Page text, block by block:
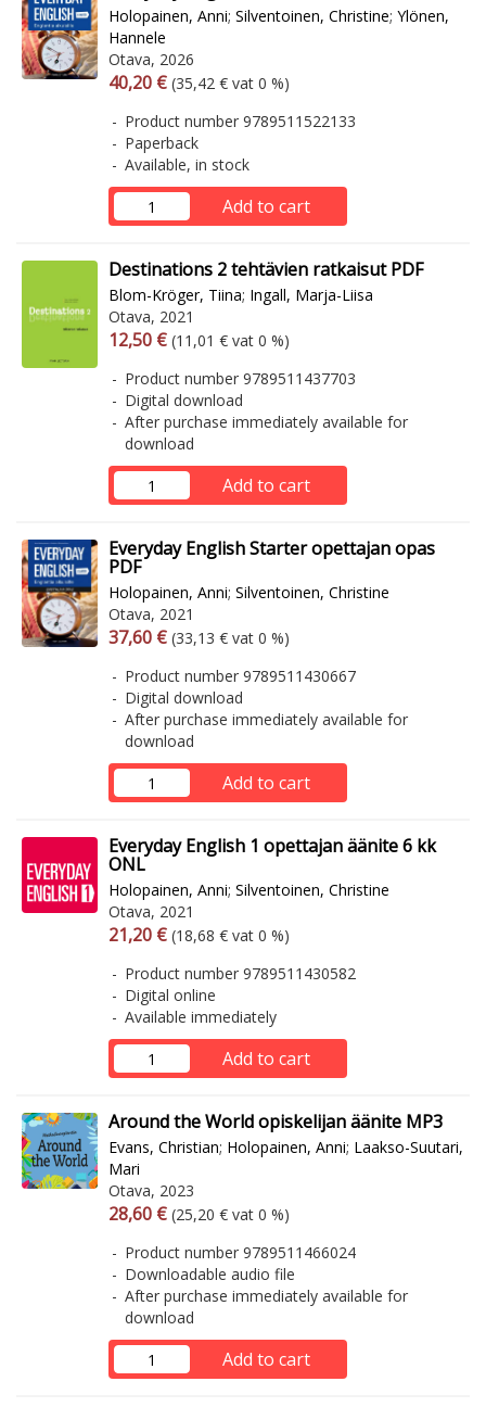
Holopainen, Anni; Silventoinen, Christine; Ylönen,
Hannele
Otava, 2026
Arvonlisäverollinen hinta
40,20 € Excl. vat
(35,42 € vat 0 %)
Product number 9789511522133
Paperback
Available, in stock
Add to cart
Destinations 2 tehtävien ratkaisut PDF
Blom-Kröger, Tiina; Ingall, Marja-Liisa
Otava, 2021
Arvonlisäverollinen hinta
12,50 € Excl. vat
(11,01 € vat 0 %)
Product number 9789511437703
Digital download
After purchase immediately available for
download
Add to cart
Everyday English Starter opettajan opas
PDF
Holopainen, Anni; Silventoinen, Christine
Otava, 2021
Arvonlisäverollinen hinta
37,60 € Excl. vat
(33,13 € vat 0 %)
Product number 9789511430667
Digital download
After purchase immediately available for
download
Add to cart
Everyday English 1 opettajan äänite 6 kk
ONL
Holopainen, Anni; Silventoinen, Christine
Otava, 2021
Arvonlisäverollinen hinta
21,20 € Excl. vat
(18,68 € vat 0 %)
Product number 9789511430582
Digital online
Available immediately
Add to cart
Around the World opiskelijan äänite MP3
Evans, Christian; Holopainen, Anni; Laakso-Suutari,
Mari
Otava, 2023
Arvonlisäverollinen hinta
28,60 € Excl. vat
(25,20 € vat 0 %)
Product number 9789511466024
Downloadable audio file
After purchase immediately available for
download
Add to cart